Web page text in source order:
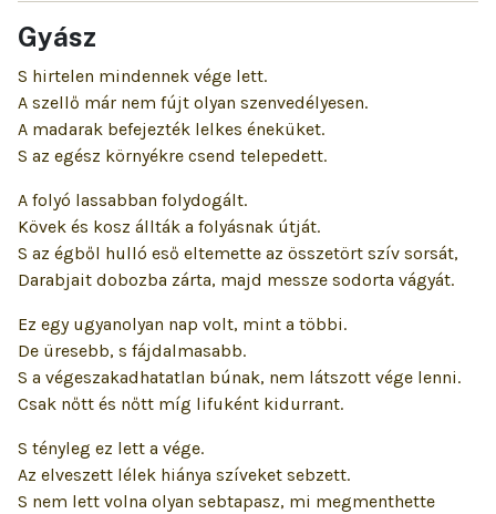
Gyász
S hirtelen mindennek vége lett.
A szellő már nem fújt olyan szenvedélyesen.
A madarak befejezték lelkes éneküket.
S az egész környékre csend telepedett.
A folyó lassabban folydogált.
Kövek és kosz állták a folyásnak útját.
S az égből hulló eső eltemette az összetört szív sorsát,
Darabjait dobozba zárta, majd messze sodorta vágyát.
Ez egy ugyanolyan nap volt, mint a többi.
De üresebb, s fájdalmasabb.
S a végeszakadhatatlan búnak, nem látszott vége lenni.
Csak nőtt és nőtt míg lifuként kidurrant.
S tényleg ez lett a vége.
Az elveszett lélek hiánya szíveket sebzett.
S nem lett volna olyan sebtapasz, mi megmenthette